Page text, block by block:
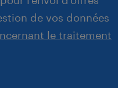
de vos données
le traitement